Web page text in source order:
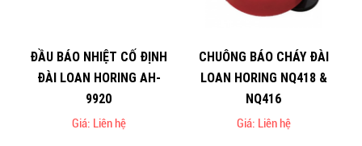
ĐẦU BÁO NHIỆT CỐ ĐỊNH
ĐÀI LOAN HORING AH-
9920
Giá: Liên hệ
CHUÔNG BÁO CHÁY ĐÀI
LOAN HORING NQ418 &
NQ416
Giá: Liên hệ